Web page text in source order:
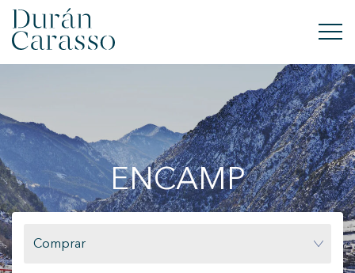
LLOGAR
VENDRE ENCAMP
Comprar